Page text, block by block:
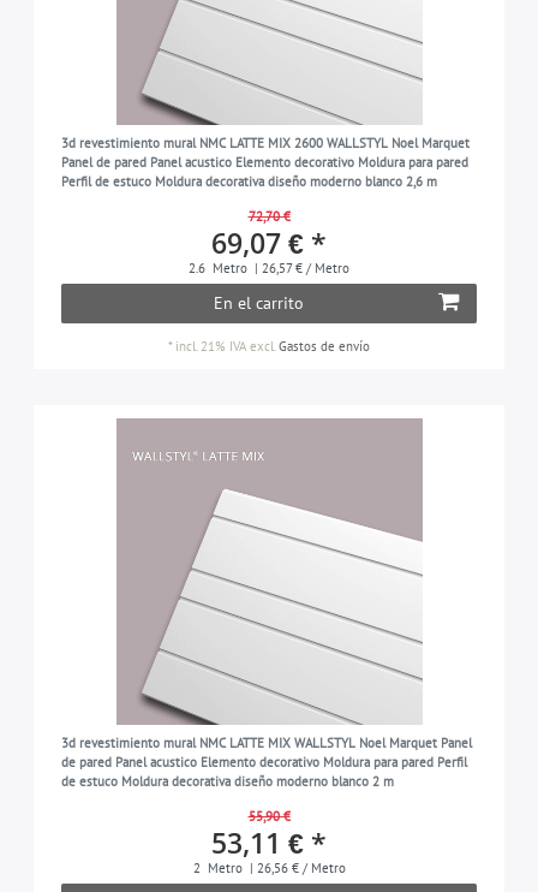
3d revestimiento mural NMC LATTE MIX 2600 WALLSTYL Noel Marquet
Panel de pared Panel acustico Elemento decorativo Moldura para pared
Perfil de estuco Moldura decorativa diseño moderno blanco 2,6 m
72,70 €
69,07 € *
2.6 Metro | 26,57 € / Metro
En el carrito
* incl. 21% IVA excl.Gastos de envío
3d revestimiento mural NMC LATTE MIX WALLSTYL Noel Marquet Panel
de pared Panel acustico Elemento decorativo Moldura para pared Perfil
de estuco Moldura decorativa diseño moderno blanco 2 m
55,90 €
53,11 € *
2 Metro | 26,56 € / Metro